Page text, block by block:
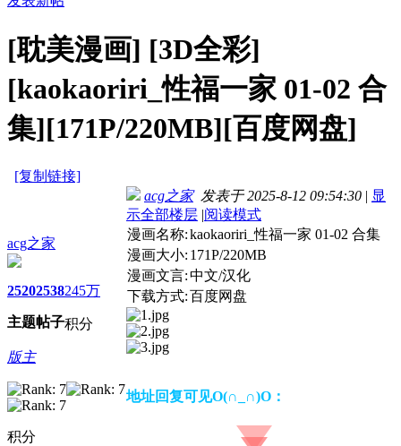
[耽美漫画] [3D全彩]
[kaokaoriri_性福一家 01-02 合
集][171P/220MB][百度网盘]
[复制链接]
acg之家
2520
主题
2538
帖子
245万
积分
版主
积分
acg之家发表于 2025-8-12 09:54:30 | 显
示全部楼层 |阅读模式
漫画名称:kaokaoriri_性福一家 01-02 合集
漫画大小: 171P/220MB
漫画文言:中文/汉化
下载方式:百度网盘
地址回复可见O(∩_∩)O：